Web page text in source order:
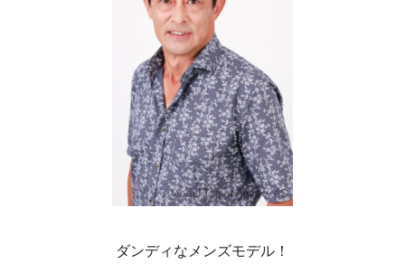
ダンディなメンズモデル！